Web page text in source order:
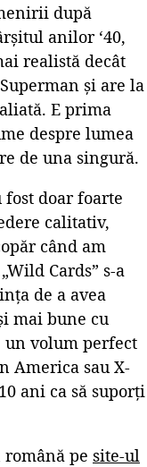
după
anilor ‘40,
realistă decât
și are la
E prima
despre lumea
de una singură.
fost doar foarte
calitativ,
când am
Cards” s-a
de a avea
mai bune cu
un volum perfect
America sau X-
ani ca să suporți
pe site-ul